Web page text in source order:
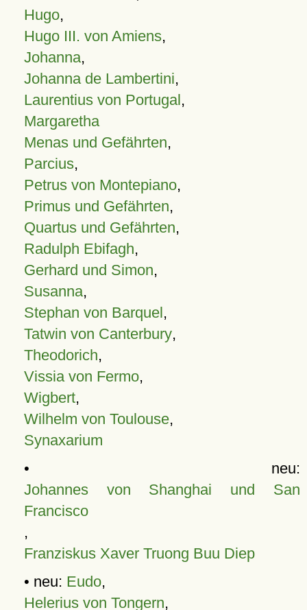
Hugo,
Hugo III. von Amiens,
Johanna,
Johanna de Lambertini,
Laurentius von Portugal,
Margaretha
Menas und Gefährten,
Parcius,
Petrus von Montepiano,
Primus und Gefährten,
Quartus und Gefährten,
Radulph Ebifagh,
Gerhard und Simon,
Susanna,
Stephan von Barquel,
Tatwin von Canterbury,
Theodorich,
Vissia von Fermo,
Wigbert,
Wilhelm von Toulouse,
Synaxarium
• neu:
Johannes von Shanghai und San
Francisco
,
Franziskus Xaver Truong Buu Diep
• neu: Eudo,
Helerius von Tongern,